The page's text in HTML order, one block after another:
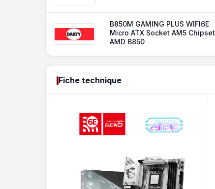
B850M GAMING PLUS WIFI6E
Micro ATX Socket AM5 Chipset
AMD B850
Fiche technique